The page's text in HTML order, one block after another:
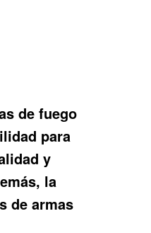
de fuego
para
y
la
de armas